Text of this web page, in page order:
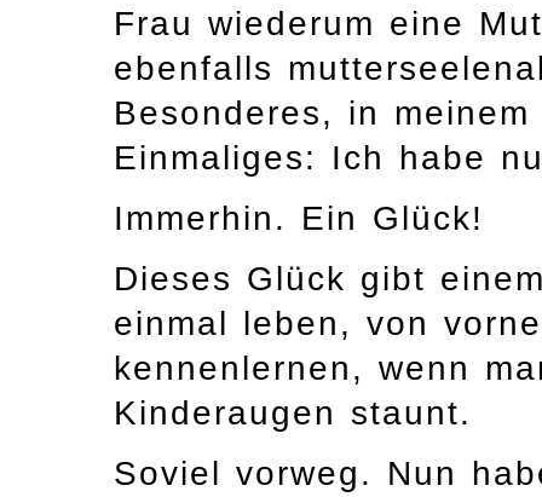
Frau wiederum eine
ebenfalls
Besonderes, in
Einmaliges: Ich habe
Immerhin. Ein Glück!
Dieses Glück gibt
einmal leben, von
kennenlernen, wenn
Kinderaugen staunt.
Soviel vorweg. Nun